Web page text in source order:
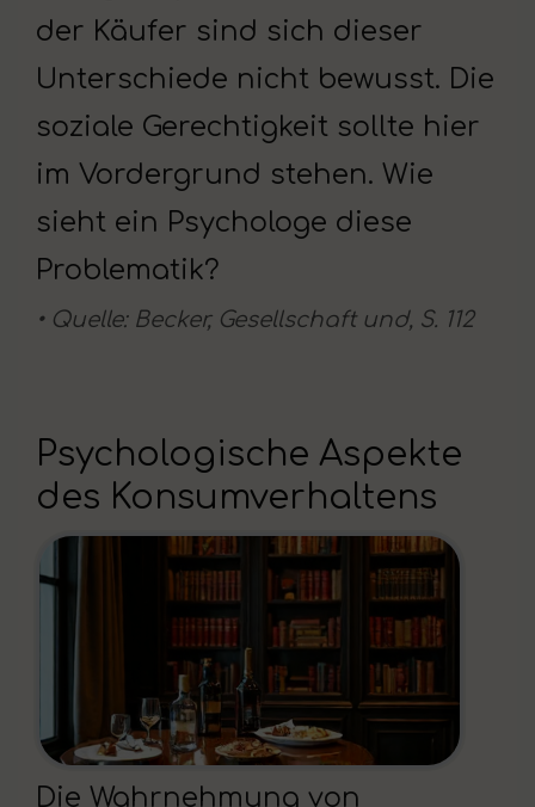
der Käufer sind sich dieser
Unterschiede nicht bewusst. Die
soziale Gerechtigkeit sollte hier
im Vordergrund stehen. Wie
sieht ein Psychologe diese
Problematik?
• Quelle: Becker, Gesellschaft und, S. 112
Psychologische Aspekte
des Konsumverhaltens
Die Wahrnehmung von